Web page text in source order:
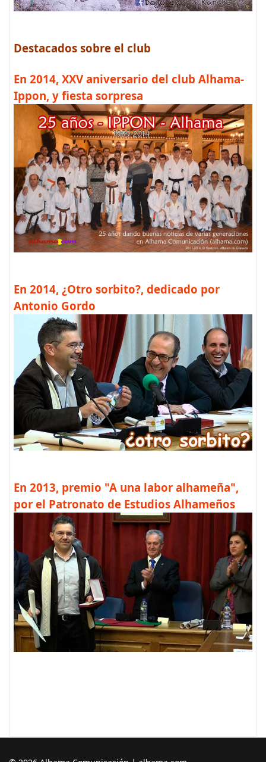
Destacados sobre el club
En 2014, XXV aniversario del club Alhama-
Ippon, y fiesta sorpresa
En 2014, ¿Otro sorbito?, dedicado por
Antonio Gordo
En 2013, premio "A una labor alhameña",
por el Patronato de Estudios Alhameños